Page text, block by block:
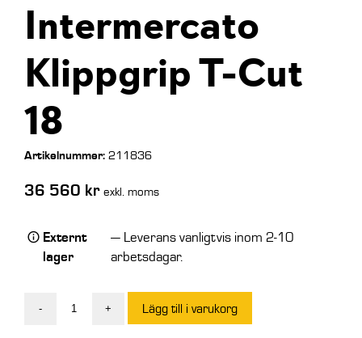
Intermercato
Klippgrip T-Cut
18
Artikelnummer:211836
36 560 kr exkl. moms
Externt
lager
— Leverans vanligtvis inom 2-10
arbetsdagar.
-
Intermercato
+ Lägg till i varukorg